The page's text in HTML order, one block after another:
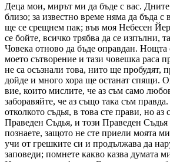
Деца мои, мирът ми да бъде с вас. Дните
близо; за известно време няма да бъда с
ще се срещнем пак; във моя Небесен
се бойте, всичко трябва да се изпълни,
Човека отново да бъде оправдан.
моето сътворение и тази човешка раса
не са осъзнали това, нито ще пробудят,
дойде и много хора ще останат спящи.
вие, които мислите, че аз съм само
заборавяйте, че аз също така съм
отколкото съдья, в това сте прави, но аз
Праведен Съдья, и този Праведен Съдья
познаете, защото не сте приели моята
учи от грешките си и продължава да
заповеди; помнете какво казва думата